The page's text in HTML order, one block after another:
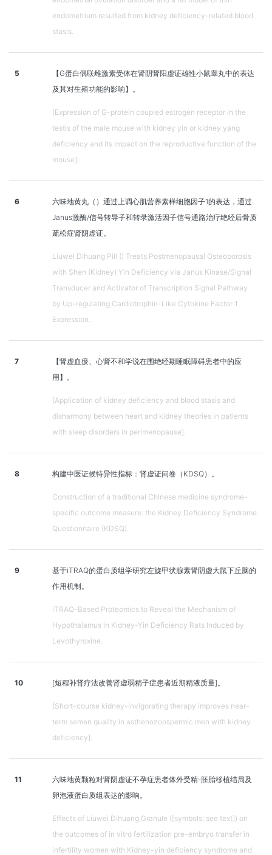
endometrium resulted from kidney deficiency-related blood
stasis.
5
【G蛋白偶联雌激素受体在肾阴肾阳虚证雄性小鼠睾丸中的表达
及其对生殖功能的影响】。
[Expression of G-protein coupled estrogen receptor in the
testis of the male mouse with kidney yin or kidney yang
deficiency and its impact on the reproductive function of the
mouse].
6
六味地黄丸（）通过上调心肌营养素样细胞因子1的表达，通过
Janus激酶/信号转导子和转录激活因子信号通路治疗绝经后骨质
疏松症肾阴虚证。
Liuwei Dihuang Pill () Treats Postmenopausal Osteoporosis
with Shen (Kidney) Yin Deficiency via Janus Kinase/Signal
Transducer and Activator of Transcription Signal Pathway
by Up-regulating Cardiotrophin-Like Cytokine Factor 1
Expression.
7
【肾虚血瘀、心肾不和学说在围绝经期睡眠障碍患者中的应
用】。
[Application of kidney deficiency and blood stasis and
disharmony between heart and kidney theories in patients
with sleep disorders in perimenopause].
8 构建中医证候特异性指标：肾虚证问卷（KDSQ）。
Construction of a traditional Chinese medicine syndrome-
specific outcome measure: the Kidney Deficiency Syndrome
Questionnaire (KDSQ).
9
基于iTRAQ的蛋白质组学研究左旋甲状腺素肾阴虚大鼠下丘脑的
作用机制。
iTRAQ-Based Proteomics to Reveal the Mechanism of
Hypothalamus in Kidney-Yin Deficiency Rats Induced by
Levothyroxine.
10 [短程补肾疗法改善肾虚弱精子症患者近期精液质量]。
[Short-course kidney-invigorating therapy improves near-
term semen quality in asthenozoospermic men with kidney
deficiency].
11
六味地黄颗粒对肾阴虚证不孕症患者体外受精-胚胎移植结局及
卵泡液蛋白质组表达的影响。
Effects of Liuwei Dihuang Granule ([symbols; see text]) on
the outcomes of in vitro fertilization pre-embryo transfer in
infertility women with Kidney-yin deficiency syndrome and